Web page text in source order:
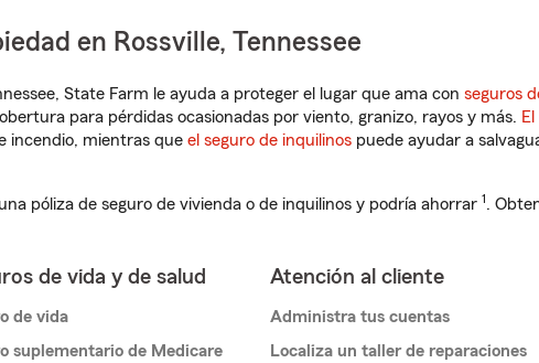
en Rossville, Tennessee
State Farm le ayuda a proteger el lugar que ama con seguros
para pérdidas ocasionadas por viento, granizo, rayos y más.
incendio, mientras que el seguro de inquilinos puede ayudar a
póliza de seguro de vivienda o de inquilinos y podría ahorrar 1.
de vida y de salud
de vida
suplementario de Medicare
Atención al cliente
Administra tus cuentas
Localiza un taller de reparaciones